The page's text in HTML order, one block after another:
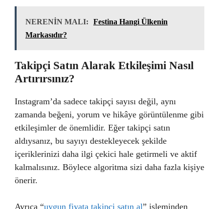
NERENİN MALI:
Festina Hangi Ülkenin
Markasıdır?
Takipçi Satın Alarak Etkileşimi Nasıl
Artırırsınız?
Instagram’da sadece takipçi sayısı değil, aynı
zamanda beğeni, yorum ve hikâye görüntülenme gibi
etkileşimler de önemlidir. Eğer takipçi satın
aldıysanız, bu sayıyı destekleyecek şekilde
içeriklerinizi daha ilgi çekici hale getirmeli ve aktif
kalmalısınız. Böylece algoritma sizi daha fazla kişiye
önerir.
Ayrıca “uygun fiyata takipçi satın al” işleminden